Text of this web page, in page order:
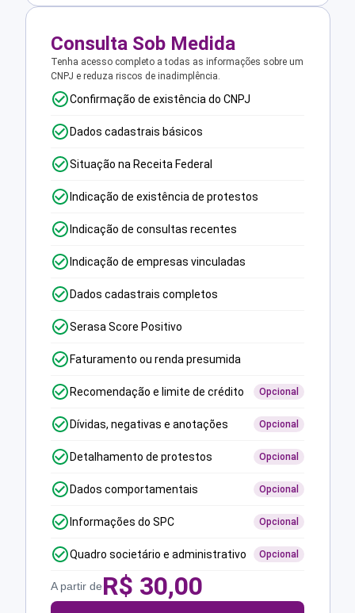
Consulta Sob Medida
Tenha acesso completo a todas as informações sobre um
CNPJ e reduza riscos de inadimplência.
Confirmação de existência do CNPJ
Dados cadastrais básicos
Situação na Receita Federal
Indicação de existência de protestos
Indicação de consultas recentes
Indicação de empresas vinculadas
Dados cadastrais completos
Serasa Score Positivo
Faturamento ou renda presumida
Recomendação e limite de crédito Opcional
Dívidas, negativas e anotações Opcional
Detalhamento de protestos Opcional
Dados comportamentais Opcional
Informações do SPC Opcional
Quadro societário e administrativo Opcional
A partir deR$ 30,00